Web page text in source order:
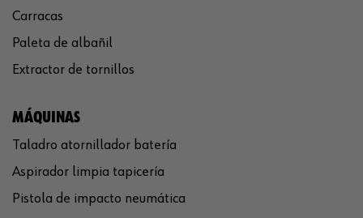
Carracas
Paleta de albañil
Extractor de tornillos
MÁQUINAS
Taladro atornillador batería
Aspirador limpia tapicería
Pistola de impacto neumática